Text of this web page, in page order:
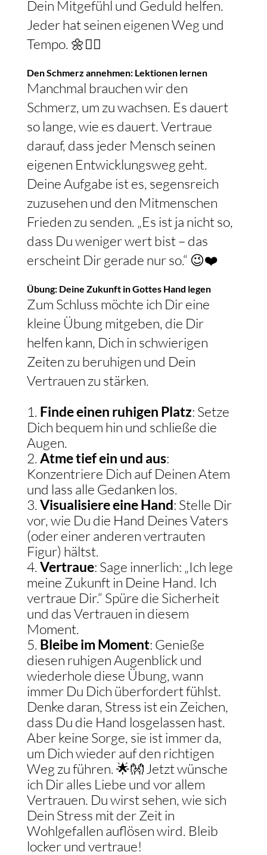
Dein Mitgefühl und Geduld helfen.
Jeder hat seinen eigenen Weg und
Tempo. 🌼🤷‍♀️
Den Schmerz annehmen: Lektionen lernen
Manchmal brauchen wir den
Schmerz, um zu wachsen. Es dauert
so lange, wie es dauert. Vertraue
darauf, dass jeder Mensch seinen
eigenen Entwicklungsweg geht.
Deine Aufgabe ist es, segensreich
zuzusehen und den Mitmenschen
Frieden zu senden. „Es ist ja nicht so,
dass Du weniger wert bist – das
erscheint Dir gerade nur so.“ 😉❤️
Übung: Deine Zukunft in Gottes Hand legen
Zum Schluss möchte ich Dir eine
kleine Übung mitgeben, die Dir
helfen kann, Dich in schwierigen
Zeiten zu beruhigen und Dein
Vertrauen zu stärken.
Finde einen ruhigen Platz: Setze
Dich bequem hin und schließe die
Augen.
Atme tief ein und aus:
Konzentriere Dich auf Deinen Atem
und lass alle Gedanken los.
Visualisiere eine Hand: Stelle Dir
vor, wie Du die Hand Deines Vaters
(oder einer anderen vertrauten
Figur) hältst.
Vertraue: Sage innerlich: „Ich lege
meine Zukunft in Deine Hand. Ich
vertraue Dir.“ Spüre die Sicherheit
und das Vertrauen in diesem
Moment.
Bleibe im Moment: Genieße
diesen ruhigen Augenblick und
wiederhole diese Übung, wann
immer Du Dich überfordert fühlst.
Denke daran, Stress ist ein Zeichen,
dass Du die Hand losgelassen hast.
Aber keine Sorge, sie ist immer da,
um Dich wieder auf den richtigen
Weg zu führen. 🌟👐 Jetzt wünsche
ich Dir alles Liebe und vor allem
Vertrauen. Du wirst sehen, wie sich
Dein Stress mit der Zeit in
Wohlgefallen auflösen wird. Bleib
locker und vertraue!